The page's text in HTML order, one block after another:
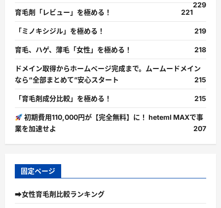
229
育毛剤「レビュー」を極める！
221
「ミノキシジル」を極める！ 219
育毛、ハゲ、薄毛「女性」を極める！ 218
ドメイン取得からホームページ完成まで。ムームードメイン
なら“全部まとめて”安心スタート
215
「育毛剤成分比較」を極める！ 215
初期費用110,000円が【完全無料】に！ heteml MAXで事
業を加速せよ
207
固定ページ
➡女性育毛剤比較ランキング